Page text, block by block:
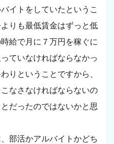
イトをしていたというこ
りも最低賃金はずっと低
給で月に７万円を稼ぐに
ていなければならなかっ
りということですから、
なさなければならないの
だったのではないかと思
部活かアルバイトかどち